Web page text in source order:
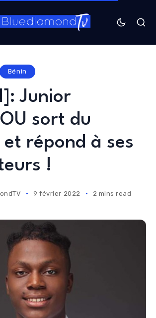
Bénin
Junior
sort du
et répond à ses
!
9 février 2022 2 mins read